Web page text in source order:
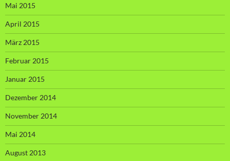
Mai 2015
April 2015
März 2015
Februar 2015
Januar 2015
Dezember 2014
November 2014
Mai 2014
August 2013